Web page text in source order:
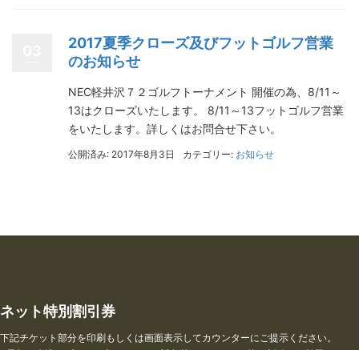
2017夏季クローズ及びフットゴルフ営業
のお知らせ
NEC軽井沢７２ゴルフトーナメント 開催の為、8/11～
13はクローズいたします。 8/11～13フットゴルフ営業
をいたします。詳しくはお問合せ下さい。
公開済み: 2017年8月3日 カテゴリー: お知らせ
ネット特別割引券
下記チケット部分を印刷もしくは画面表示してカウンターにご提示ください。